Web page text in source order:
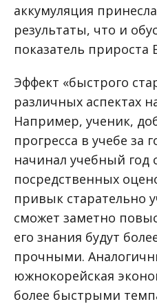
аккумуляция
результаты, что и
показатель прироста
Эффект «быстрого
различных аспектах
Например, ученик,
прогресса в учебе за
начинал учебный год
посредственных
привык старательно
сможет заметно
его знания будут
прочными.
южнокорейская
более быстрыми